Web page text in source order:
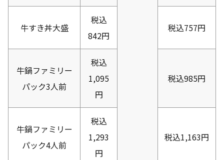
牛すき丼大盛
税込
842円
税込757円
牛鍋ファミリー
パック3人前
税込
1,095
円
税込985円
牛鍋ファミリー
パック4人前
税込
1,293
円
税込1,163円